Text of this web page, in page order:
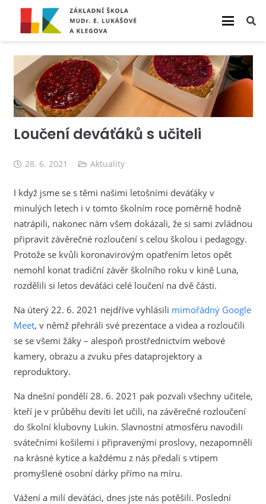
Loučení deváťáků s učiteli
28. 6. 2021 Aktuality
I když jsme se s těmi našimi letošními deváťáky v
minulých letech i v tomto školním roce poměrně hodně
natrápili, nakonec nám všem dokázali, že si sami zvládnou
připravit závěrečné rozloučení s celou školou i pedagogy.
Protože se kvůli koronavirovým opatřením letos opět
nemohl konat tradiční závěr školního roku v kině Luna,
rozdělili si letos deváťáci celé loučení na dvě části.
Na úterý 22. 6. 2021 nejdříve vyhlásili mimořádný Google
Meet, v němž přehráli své prezentace a videa a rozloučili
se se všemi žáky – alespoň prostřednictvím webové
kamery, obrazu a zvuku přes dataprojektory a
reproduktory.
Na dnešní pondělí 28. 6. 2021 pak pozvali všechny učitele,
kteří je v průběhu devíti let učili, na závěrečné rozloučení
do školní klubovny Lukin. Slavnostní atmosféru navodili
svátečními košilemi i připravenými proslovy, nezapomněli
na krásné kytice a každému z nás předali s vtipem
promyšlené osobní dárky přímo na míru.
Vážení a milí deváťáci, dnes jste nás potěšili. Poslední